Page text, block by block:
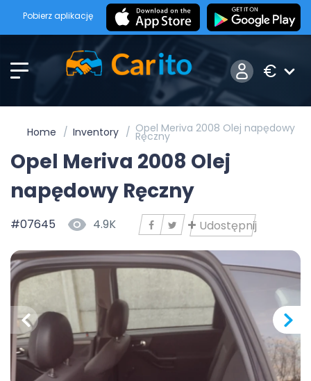
Pobierz aplikację
€
Home Inventory Opel Meriva 2008 Olej napędowy
Ręczny
Opel Meriva 2008 Olej
napędowy Ręczny
#07645 4.9K Udostępnij